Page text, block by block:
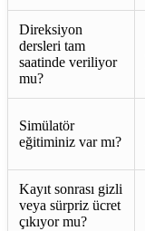
Direksiyon
dersleri tam
saatinde veriliyor
mu?
Simülatör
eğitiminiz var mı?
Kayıt sonrası gizli
veya sürpriz ücret
çıkıyor mu?